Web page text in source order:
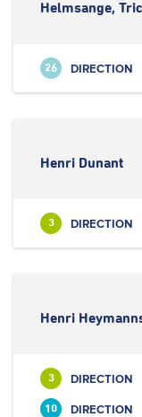
Helmsange,
26 DIRECTION
Henri Dunant
3 DIRECTION
Henri
3 DIRECTION
10 DIRECTION